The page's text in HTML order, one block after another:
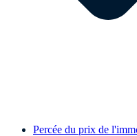
Percée du prix de